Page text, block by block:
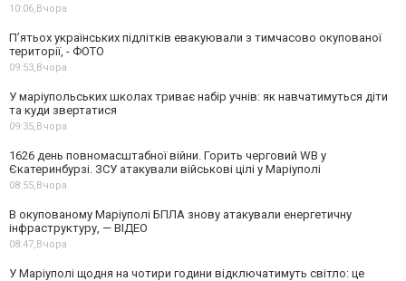
10:06,Вчора
П’ятьох українських підлітків евакуювали з тимчасово окупованої
території, - ФОТО
09:53,Вчора
У маріупольських школах триває набір учнів: як навчатимуться діти
та куди звертатися
09:35,Вчора
1626 день повномасштабної війни. Горить черговий WB у
Єкатеринбурзі. ЗСУ атакували військові цілі у Маріуполі
08:55,Вчора
В окупованому Маріуполі БПЛА знову атакували енергетичну
інфраструктуру, — ВІДЕО
08:47,Вчора
У Маріуполі щодня на чотири години відключатимуть світло: це